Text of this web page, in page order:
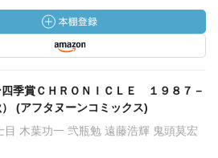
四季賞ＣＨＲＯＮＩＣＬＥ １９８７－
(アフタヌーンコミックス)
目 木葉功一 弐瓶勉 遠藤浩輝 鬼頭莫宏